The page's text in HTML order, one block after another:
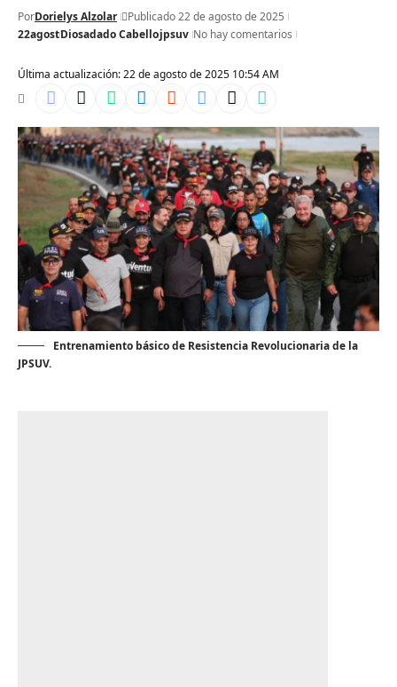
Última actualización: 22 de agosto de 2025 10:54 AM
PorDorielys Alzolar
Publicado 22 de agosto de 2025
22agostDiosadado Cabellojpsuv No hay comentarios
Entrenamiento básico de Resistencia Revolucionaria de la
JPSUV.